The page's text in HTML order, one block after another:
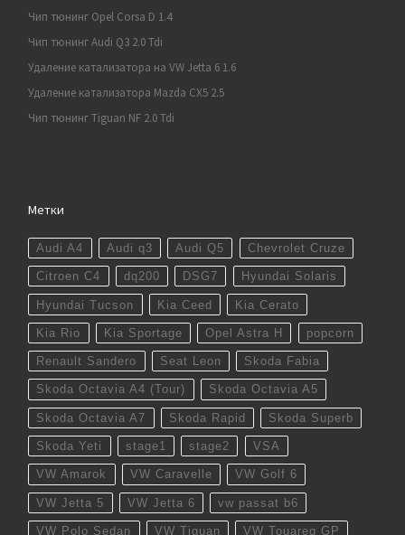
Чип тюнинг Opel Corsa D 1.4
Чип тюнинг Audi Q3 2.0 Tdi
Удаление катализатора на VW Jetta 6 1.6
Удаление катализатора Mazda CX5 2.5
Чип тюнинг Tiguan NF 2.0 Tdi
Метки
Audi A4 Audi q3 Audi Q5 Chevrolet Cruze
Citroen C4 dq200 DSG7 Hyundai Solaris
Hyundai Tucson Kia Ceed Kia Cerato
Kia Rio Kia Sportage Opel Astra H popcorn
Renault Sandero Seat Leon Skoda Fabia
Skoda Octavia A4 (Tour) Skoda Octavia A5
Skoda Octavia A7 Skoda Rapid Skoda Superb
Skoda Yeti stage1 stage2 VSA
VW Amarok VW Caravelle VW Golf 6
VW Jetta 5 VW Jetta 6 vw passat b6
VW Polo Sedan VW Tiguan VW Touareg GP